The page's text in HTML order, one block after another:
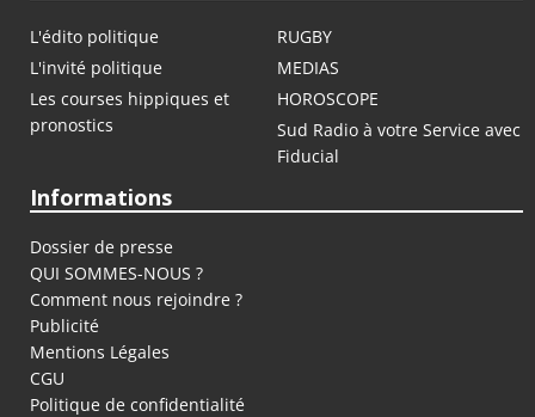
L'édito politique
RUGBY
L'invité politique
MEDIAS
Les courses hippiques et
pronostics
HOROSCOPE
Sud Radio à votre Service avec
Fiducial
Informations
Dossier de presse
QUI SOMMES-NOUS ?
Comment nous rejoindre ?
Publicité
Mentions Légales
CGU
Politique de confidentialité